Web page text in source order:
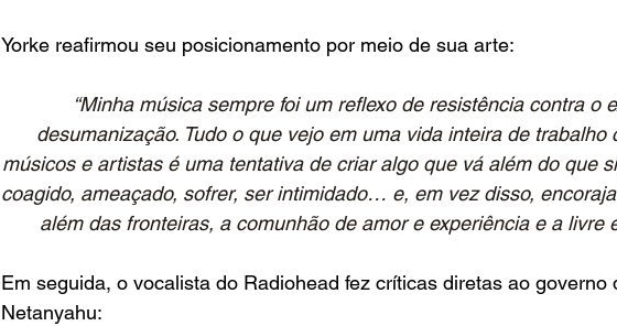
Yorke reafirmou seu posicionamento por meio de sua arte:
“Minha música sempre foi um reflexo de resistência contra o
desumanização. Tudo o que vejo em uma vida inteira de trabalho
músicos e artistas é uma tentativa de criar algo que vá além do que
coagido, ameaçado, sofrer, ser intimidado… e, em vez disso,
além das fronteiras, a comunhão de amor e experiência e a livre
Em seguida, o vocalista do Radiohead fez críticas diretas ao governo
Netanyahu: